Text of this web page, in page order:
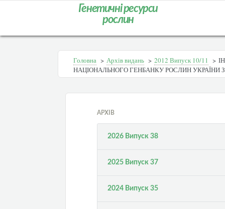
Генетичні ресурси
рослин
Головна > Архів видань > 2012 Випуск 10/11 >
НАЦІОНАЛЬНОГО ГЕНБАНКУ РОСЛИН УКРАЇНИ
АРХІВ
2026 Випуск 38
2025 Випуск 37
2024 Випуск 35